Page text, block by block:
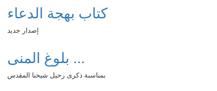
كتاب بهجة الدعاء
إصدار جديد
بلوغ المنى ...
بمناسبة ذكرى رحيل شيخنا المقدس